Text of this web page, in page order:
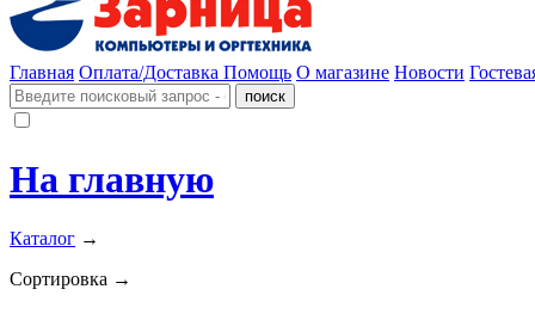
Главная Оплата/Доставка Помощь О магазине Новости
На главную
Каталог →
Сортировка →